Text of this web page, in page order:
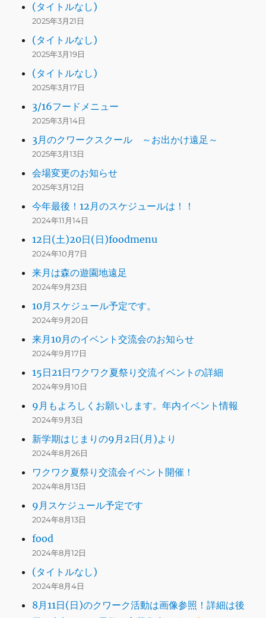
(タイトルなし)
2025年3月21日
(タイトルなし)
2025年3月19日
(タイトルなし)
2025年3月17日
3/16フードメニュー
2025年3月14日
3月のクワークスクール ～お出かけ遠足～
2025年3月13日
会場変更のお知らせ
2025年3月12日
今年最後！12月のスケジュールは！！
2024年11月14日
12日(土)20日(日)foodmenu
2024年10月7日
来月は森の遊園地遠足
2024年9月23日
10月スケジュール予定です。
2024年9月20日
来月10月のイベント交流会のお知らせ
2024年9月17日
15日21日ワクワク夏祭り交流イベントの詳細
2024年9月10日
9月もよろしくお願いします。年内イベント情報
2024年9月3日
新学期はじまりの9月2日(月)より
2024年8月26日
ワクワク夏祭り交流会イベント開催！
2024年8月13日
9月スケジュール予定です
2024年8月13日
food
2024年8月12日
(タイトルなし)
2024年8月4日
8月11日(日)のクワーク活動は画像参照！詳細は後